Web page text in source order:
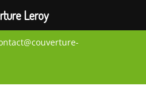
Leroy